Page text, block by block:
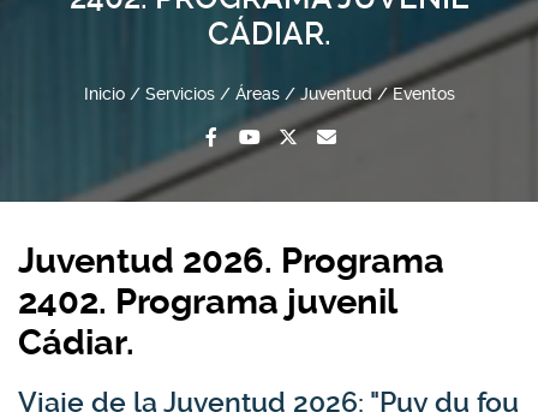
CÁDIAR.
Inicio Servicios Áreas Juventud Eventos
Juventud 2026. Programa
2402. Programa juvenil
Cádiar.
Viaje de la Juventud 2026: "Puy du fou